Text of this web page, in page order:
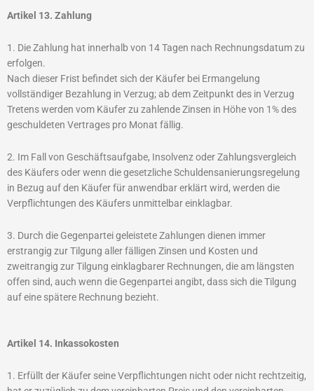
Artikel 13. Zahlung
1. Die Zahlung hat innerhalb von 14 Tagen nach Rechnungsdatum zu
erfolgen.
Nach dieser Frist befindet sich der Käufer bei Ermangelung
vollständiger Bezahlung in Verzug; ab dem Zeitpunkt des in Verzug
Tretens werden vom Käufer zu zahlende Zinsen in Höhe von 1% des
geschuldeten Vertrages pro Monat fällig.
2. Im Fall von Geschäftsaufgabe, Insolvenz oder Zahlungsvergleich
des Käufers oder wenn die gesetzliche Schuldensanierungsregelung
in Bezug auf den Käufer für anwendbar erklärt wird, werden die
Verpflichtungen des Käufers unmittelbar einklagbar.
3. Durch die Gegenpartei geleistete Zahlungen dienen immer
erstrangig zur Tilgung aller fälligen Zinsen und Kosten und
zweitrangig zur Tilgung einklagbarer Rechnungen, die am längsten
offen sind, auch wenn die Gegenpartei angibt, dass sich die Tilgung
auf eine spätere Rechnung bezieht.
Artikel 14. Inkassokosten
1. Erfüllt der Käufer seine Verpflichtungen nicht oder nicht rechtzeitig,